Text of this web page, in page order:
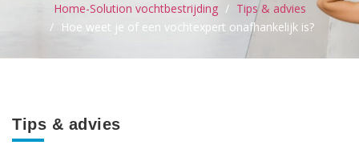
Home-Solution vochtbestrijding
Tips & advies
Hoe weet je of een vochtexpert onafhankelijk is?
Tips & advies